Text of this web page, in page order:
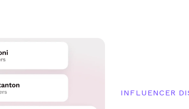
INFLUENCER